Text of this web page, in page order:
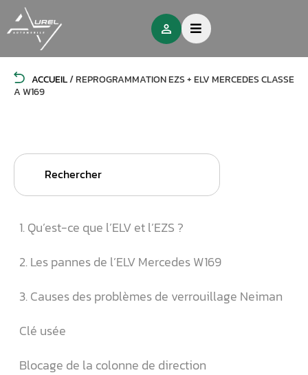
ACCUEIL/REPROGRAMMATION EZS + ELV MERCEDES CLASSE
A W169
Search
1. Qu’est-ce que l’ELV et l’EZS ?
2. Les pannes de l’ELV Mercedes W169
3. Causes des problèmes de verrouillage Neiman
Clé usée
Blocage de la colonne de direction